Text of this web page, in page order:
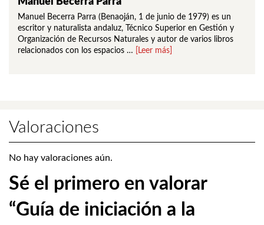
Manuel Becerra Parra (Benaoján, 1 de junio de 1979) es un
escritor y naturalista andaluz, Técnico Superior en Gestión y
Organización de Recursos Naturales y autor de varios libros
relacionados con los espacios …
[Leer más]
Valoraciones
No hay valoraciones aún.
Sé el primero en valorar
“Guía de iniciación a la